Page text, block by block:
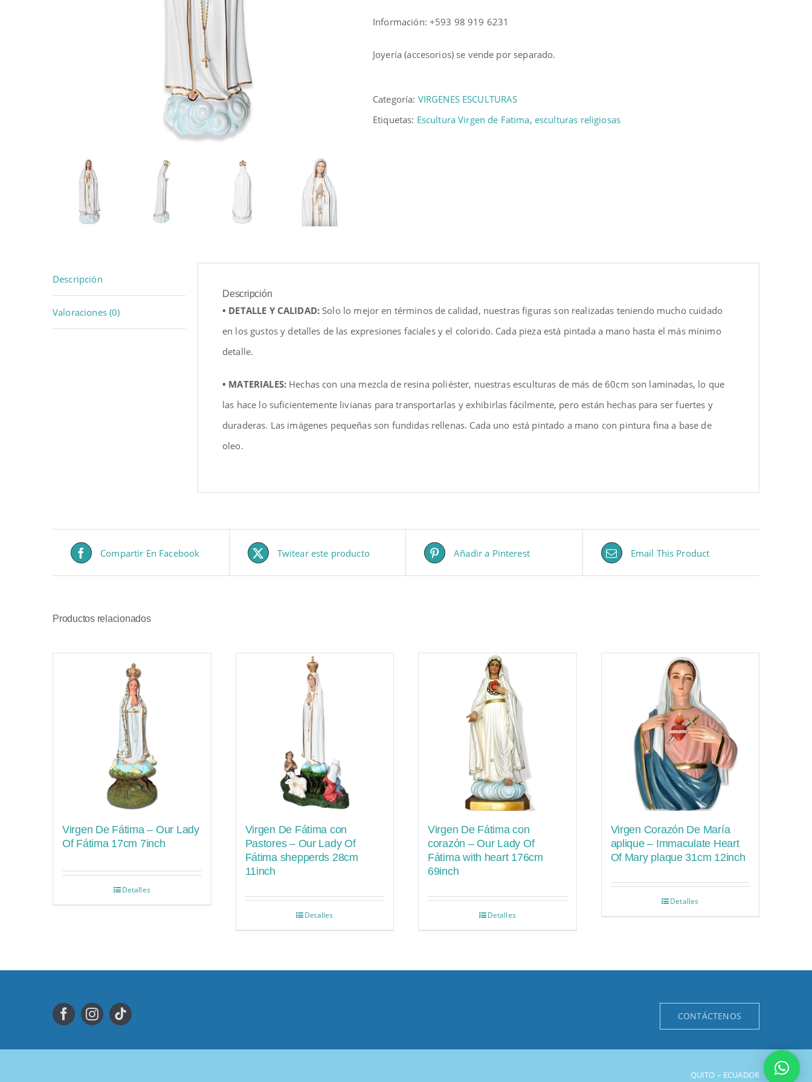
Información: +593 98 919 6231
Joyería (accesorios) se vende por separado.
Categoría: VIRGENES ESCULTURAS
Etiquetas: Escultura Virgen de Fatima, esculturas religiosas
Descripción
Valoraciones (0)
Descripción
• DETALLE Y CALIDAD: Solo lo mejor en términos de calidad, nuestras figuras son realizadas teniendo mucho cuidado
en los gustos y detalles de las expresiones faciales y el colorido. Cada pieza está pintada a mano hasta el más mínimo
detalle.
• MATERIALES:Hechas con una mezcla de resina poliéster, nuestras esculturas de más de 60cm son laminadas, lo que
las hace lo suficientemente livianas para transportarlas y exhibirlas fácilmente, pero están hechas para ser fuertes y
duraderas. Las imágenes pequeñas son fundidas rellenas. Cada uno está pintado a mano con pintura fina a base de
oleo.
Compartir En Facebook Twitear este producto Añadir a Pinterest Email This Product
Productos relacionados
Virgen De Fátima – Our Lady
Of Fátima 17cm 7inch
Detalles
Virgen De Fátima con
Pastores – Our Lady Of
Fátima shepperds 28cm
11inch
Detalles
Virgen De Fátima con
corazón – Our Lady Of
Fátima with heart 176cm
69inch
Detalles
Virgen Corazón De María
aplique – Immaculate Heart
Of Mary plaque 31cm 12inch
Detalles
CONTÁCTENOS
QUITO – ECUADOR